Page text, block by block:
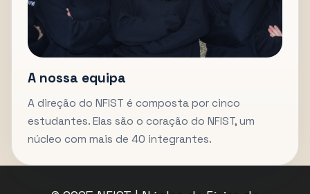
A nossa equipa
A direção do NFIST é composta por cinco
estudantes. Elas são o coração do NFIST, um
núcleo com mais de 40 integrantes.